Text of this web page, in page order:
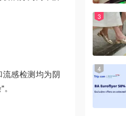
感检测均为阴